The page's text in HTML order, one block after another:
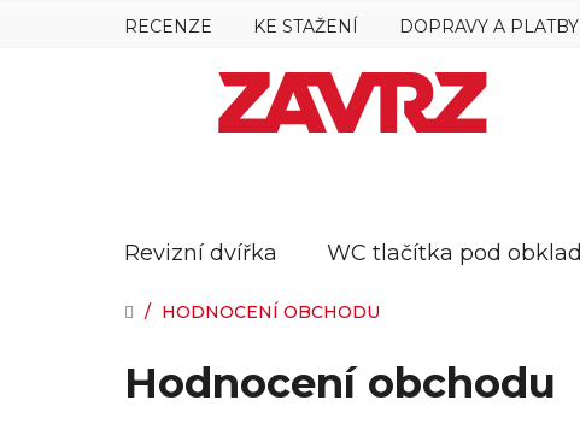
RECENZE KE STAŽENÍ DOPRAVY A PLATBY
Revizní dvířka WC tlačítka pod obklad
DOMŮ
/ HODNOCENÍ OBCHODU
Hodnocení obchodu